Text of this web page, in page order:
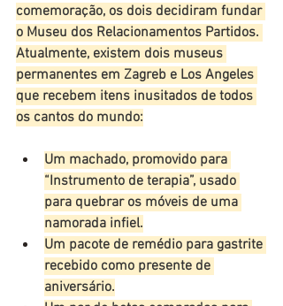
comemoração, os dois decidiram fundar
o Museu dos Relacionamentos Partidos.
Atualmente, existem dois museus
permanentes em Zagreb e Los Angeles
que recebem itens inusitados de todos
os cantos do mundo:
Um machado, promovido para
“Instrumento de terapia”, usado
para quebrar os móveis de uma
namorada infiel.
Um pacote de remédio para gastrite
recebido como presente de
aniversário.